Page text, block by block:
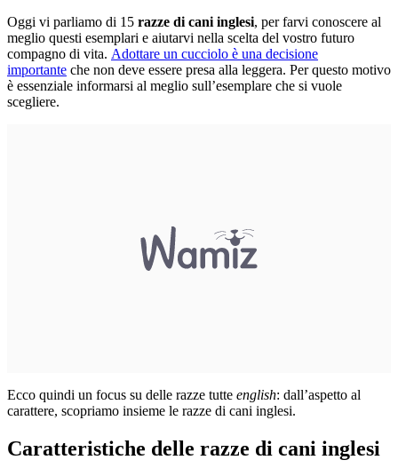
Oggi vi parliamo di 15 razze di cani inglesi, per farvi conoscere al
meglio questi esemplari e aiutarvi nella scelta del vostro futuro
compagno di vita. Adottare un cucciolo è una decisione
importante che non deve essere presa alla leggera. Per questo motivo
è essenziale informarsi al meglio sull’esemplare che si vuole
scegliere.
Ecco quindi un focus su delle razze tutte english: dall’aspetto al
carattere, scopriamo insieme le razze di cani inglesi.
Caratteristiche delle razze di cani inglesi